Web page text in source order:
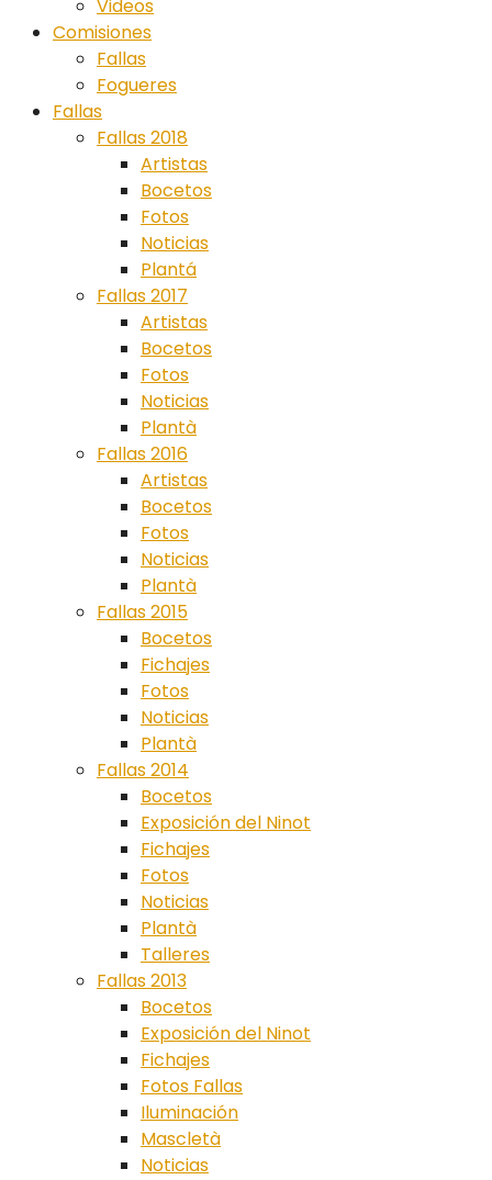
Videos
Comisiones
Fallas
Fogueres
Fallas
Fallas 2018
Artistas
Bocetos
Fotos
Noticias
Plantá
Fallas 2017
Artistas
Bocetos
Fotos
Noticias
Plantà
Fallas 2016
Artistas
Bocetos
Fotos
Noticias
Plantà
Fallas 2015
Bocetos
Fichajes
Fotos
Noticias
Plantà
Fallas 2014
Bocetos
Exposición del Ninot
Fichajes
Fotos
Noticias
Plantà
Talleres
Fallas 2013
Bocetos
Exposición del Ninot
Fichajes
Fotos Fallas
Iluminación
Mascletà
Noticias